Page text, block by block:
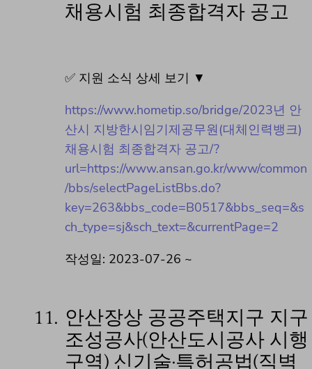
채용시험 최종합격자 공고
✅ 지원 소식 상세 보기 ▼
https://www.hometip.so/bridge/2023년 안
산시 지방한시임기제공무원(대체인력뱅크)
채용시험 최종합격자 공고/?
url=https://www.ansan.go.kr/www/common
/bbs/selectPageListBbs.do?
key=263&bbs_code=B0517&bbs_seq=&s
ch_type=sj&sch_text=&currentPage=2
작성일: 2023-07-26 ~
11. 안산장상 공공주택지구 지구
조성공사(안산도시공사 시행
구역) 신기술·특허공법(직벽